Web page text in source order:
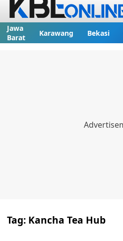
Jawa
Barat
Karawang Bekasi
Tag: Kancha Tea Hub